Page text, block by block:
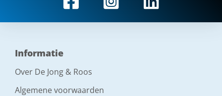
Informatie
Over De Jong & Roos
Algemene voorwaarden